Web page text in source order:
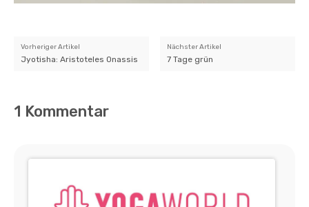
Vorheriger Artikel
Jyotisha: Aristoteles Onassis
Nächster Artikel
7 Tage grün
1 Kommentar